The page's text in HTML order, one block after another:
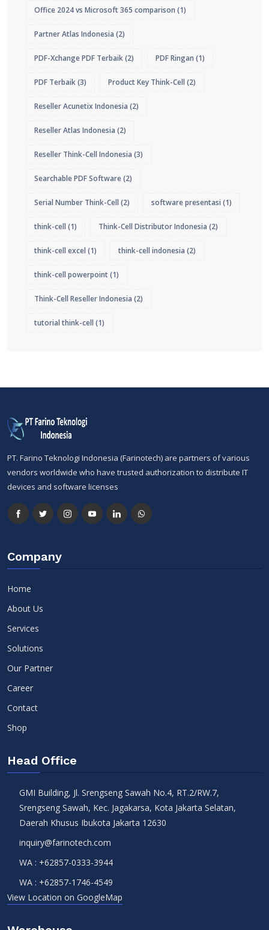
Office 2024 vs Microsoft 365 comparison (1)
Partner Atlas Indonesia (2)
PDF-Xchange PDF Terbaik(2) PDF Ringan (1)
PDF Terbaik(3) Product Key Think-Cell (2)
Reseller Acunetix Indonesia (2)
Reseller Atlas Indonesia (2)
Reseller Think-Cell Indonesia (3)
Searchable PDF Software(2)
Serial Number Think-Cell (2) software presentasi (1)
think-cell (1) Think-Cell Distributor Indonesia (2)
think-cell excel (1) think-cell indonesia (2)
think-cell powerpoint(1)
Think-Cell Reseller Indonesia (2)
tutorial think-cell (1)
PT. Farino Teknologi Indonesia (Farinotech) are partners of various
vendors worldwide who have trusted authorization to distribute IT
devices and software licenses
Company
Home
About Us
Services
Solutions
Our Partner
Career
Contact
Shop
Head Office
GMI Building, Jl. Srengseng Sawah No.4, RT.2/RW.7,
Srengseng Sawah, Kec. Jagakarsa, Kota Jakarta Selatan,
Daerah Khusus Ibukota Jakarta 12630
inquiry@farinotech.com
WA : +62857-0333-3944
WA : +62857-1746-4549
View Location on GoogleMap